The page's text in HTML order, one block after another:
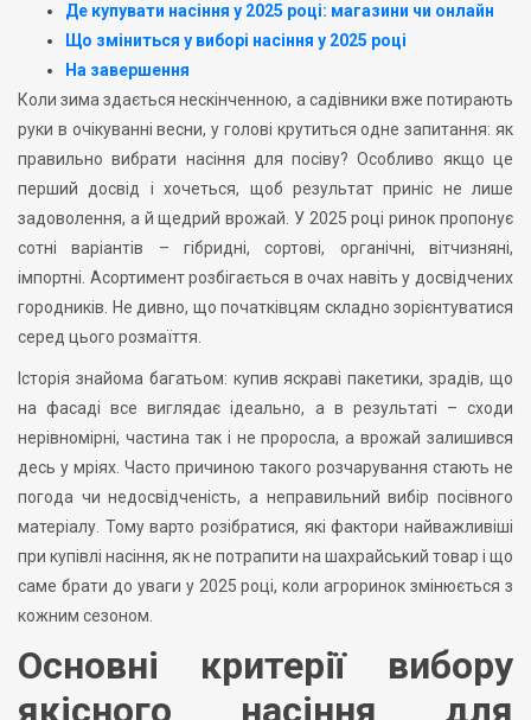
Де купувати насіння у 2025 році: магазини чи онлайн
Що зміниться у виборі насіння у 2025 році
На завершення
Коли зима здається нескінченною, а садівники вже потирають
руки в очікуванні весни, у голові крутиться одне запитання: як
правильно вибрати насіння для посіву? Особливо якщо це
перший досвід і хочеться, щоб результат приніс не лише
задоволення, а й щедрий врожай. У 2025 році ринок пропонує
сотні варіантів – гібридні, сортові, органічні, вітчизняні,
імпортні. Асортимент розбігається в очах навіть у досвідчених
городників. Не дивно, що початківцям складно зорієнтуватися
серед цього розмаїття.
Історія знайома багатьом: купив яскраві пакетики, зрадів, що
на фасаді все виглядає ідеально, а в результаті – сходи
нерівномірні, частина так і не проросла, а врожай залишився
десь у мріях. Часто причиною такого розчарування стають не
погода чи недосвідченість, а неправильний вибір посівного
матеріалу. Тому варто розібратися, які фактори найважливіші
при купівлі насіння, як не потрапити на шахрайський товар і що
саме брати до уваги у 2025 році, коли агроринок змінюється з
кожним сезоном.
Основні критерії вибору
якісного насіння для